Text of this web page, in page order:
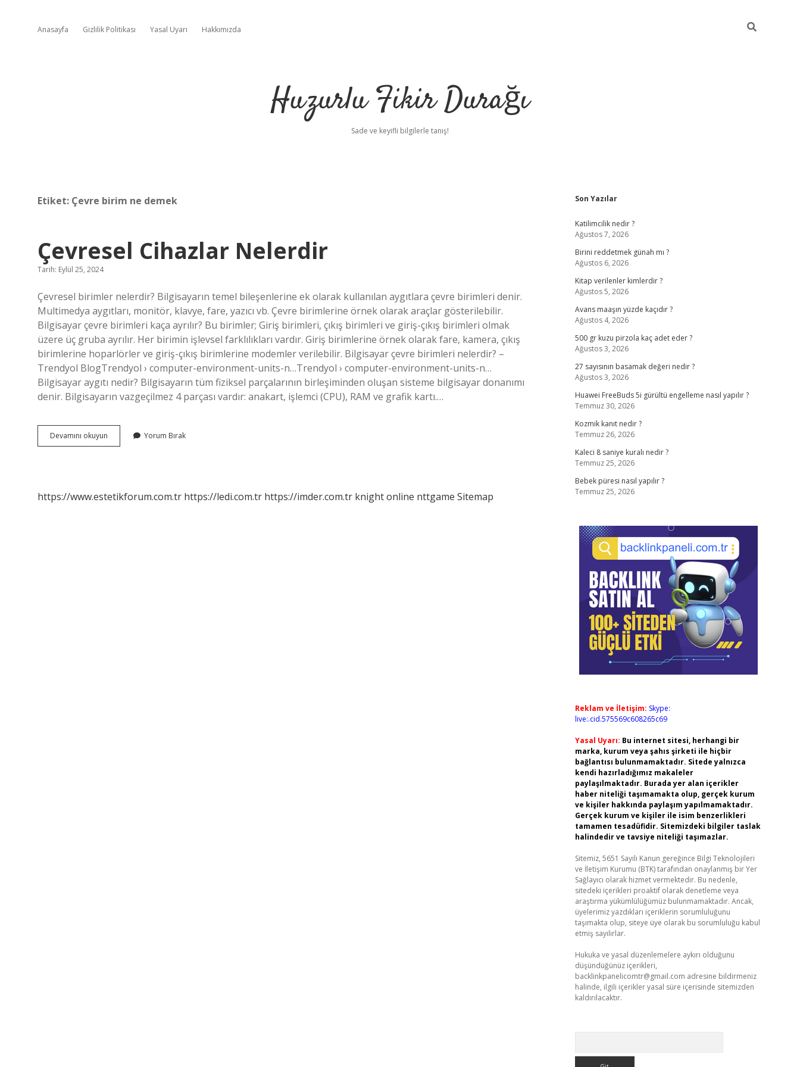
Anasayfa Gizlilik Politikası Yasal Uyarı Hakkımızda
Huzurlu Fikir Durağı
Sade ve keyifli bilgilerle tanış!
Etiket: Çevre birim ne demek
Çevresel Cihazlar Nelerdir
Tarih: Eylül 25, 2024
Çevresel birimler nelerdir? Bilgisayarın temel bileşenlerine ek olarak kullanılan aygıtlara çevre birimleri denir.
Multimedya aygıtları, monitör, klavye, fare, yazıcı vb. Çevre birimlerine örnek olarak araçlar gösterilebilir.
Bilgisayar çevre birimleri kaça ayrılır? Bu birimler; Giriş birimleri, çıkış birimleri ve giriş-çıkış birimleri olmak
üzere üç gruba ayrılır. Her birimin işlevsel farklılıkları vardır. Giriş birimlerine örnek olarak fare, kamera, çıkış
birimlerine hoparlörler ve giriş-çıkış birimlerine modemler verilebilir. Bilgisayar çevre birimleri nelerdir? –
Trendyol BlogTrendyol › computer-environment-units-n…Trendyol › computer-environment-units-n…
Bilgisayar aygıtı nedir? Bilgisayarın tüm fiziksel parçalarının birleşiminden oluşan sisteme bilgisayar donanımı
denir. Bilgisayarın vazgeçilmez 4 parçası vardır: anakart, işlemci (CPU), RAM ve grafik kartı.…
Devamını okuyun Çevresel
Cihazlar
Yorum Bırak
https://www.estetikforum.com.tr https://ledi.com.tr https://imder.com.tr knight online nttgame Sitemap
Sidebar
Son Yazılar
Katilimcilik nedir ?
Ağustos 7, 2026
Birini reddetmek günah mı ?
Ağustos 6, 2026
Kitap verilenler kimlerdir ?
Ağustos 5, 2026
Avans maaşın yüzde kaçıdır ?
Ağustos 4, 2026
500 gr kuzu pirzola kaç adet eder ?
Ağustos 3, 2026
27 sayısının basamak değeri nedir ?
Ağustos 3, 2026
Huawei FreeBuds 5i gürültü engelleme nasıl yapılır ?
Temmuz 30, 2026
Kozmik kanıt nedir ?
Temmuz 26, 2026
Kaleci 8 saniye kuralı nedir ?
Temmuz 25, 2026
Bebek püresi nasıl yapılır ?
Temmuz 25, 2026
Reklam ve İletişim: Skype:
live:.cid.575569c608265c69
Yasal Uyarı: Bu internet sitesi, herhangi bir
marka, kurum veya şahıs şirketi ile hiçbir
bağlantısı bulunmamaktadır. Sitede yalnızca
kendi hazırladığımız makaleler
paylaşılmaktadır. Burada yer alan içerikler
haber niteliği taşımamakta olup, gerçek kurum
ve kişiler hakkında paylaşım yapılmamaktadır.
Gerçek kurum ve kişiler ile isim benzerlikleri
tamamen tesadüfidir. Sitemizdeki bilgiler taslak
halindedir ve tavsiye niteliği taşımazlar.
Sitemiz, 5651 Sayılı Kanun gereğince Bilgi Teknolojileri
ve İletişim Kurumu (BTK) tarafından onaylanmış bir Yer
Sağlayıcı olarak hizmet vermektedir. Bu nedenle,
sitedeki içerikleri proaktif olarak denetleme veya
araştırma yükümlülüğümüz bulunmamaktadır. Ancak,
üyelerimiz yazdıkları içeriklerin sorumluluğunu
taşımakta olup, siteye üye olarak bu sorumluluğu kabul
etmiş sayılırlar.
Hukuka ve yasal düzenlemelere aykırı olduğunu
düşündüğünüz içerikleri,
backlinkpanelicomtr@gmail.com adresine bildirmeniz
halinde, ilgili içerikler yasal süre içerisinde sitemizden
kaldırılacaktır.
ilbet giriş